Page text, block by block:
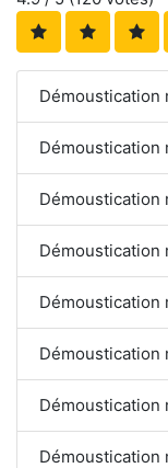
Démoustication
Démoustication
Démoustication
Démoustication